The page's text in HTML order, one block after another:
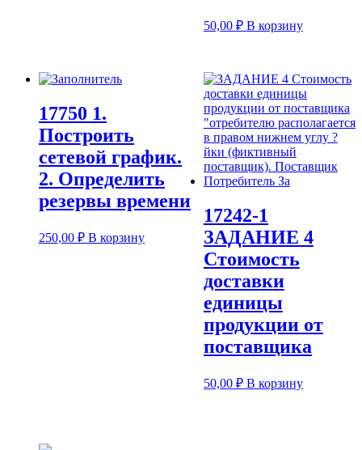
50,00 ₽ В корзину
17750 1.
Построить
сетевой график.
2. Определить
резервы времени
250,00 ₽ В корзину
17242-1
ЗАДАНИЕ 4
Стоимость
доставки
единицы
продукции от
поставщика
50,00 ₽ В корзину